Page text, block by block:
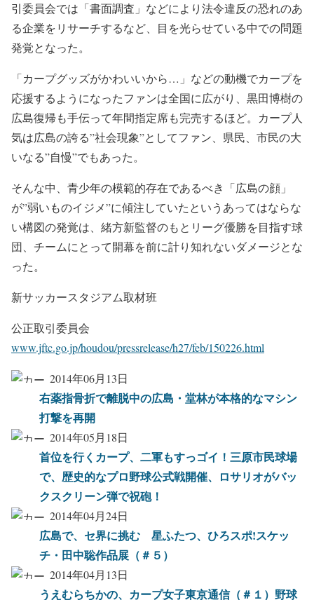
引委員会では「書面調査」などにより法令違反の恐れのあ
る企業をリサーチするなど、目を光らせている中での問題
発覚となった。
「カープグッズがかわいいから…」などの動機でカープを
応援するようになったファンは全国に広がり、黒田博樹の
広島復帰も手伝って年間指定席も完売するほど。カープ人
気は広島の誇る”社会現象”としてファン、県民、市民の大
いなる”自慢”でもあった。
そんな中、青少年の模範的存在であるべき「広島の顔」
が”弱いものイジメ”に傾注していたというあってはならな
い構図の発覚は、緒方新監督のもとリーグ優勝を目指す球
団、チームにとって開幕を前に計り知れないダメージとな
った。
新サッカースタジアム取材班
公正取引委員会
www.jftc.go.jp/houdou/pressrelease/h27/feb/150226.html
2014年06月13日
右薬指骨折で離脱中の広島・堂林が本格的なマシン
打撃を再開
2014年05月18日
首位を行くカープ、二軍もすっゴイ！三原市民球場
で、歴史的なプロ野球公式戦開催、ロサリオがバッ
クスクリーン弾で祝砲！
2014年04月24日
広島で、セ界に挑む 星ふたつ、ひろスポ!スケッ
チ・田中聡作品展（＃５）
2014年04月13日
うえむらちかの、カープ女子東京通信（＃１）野球